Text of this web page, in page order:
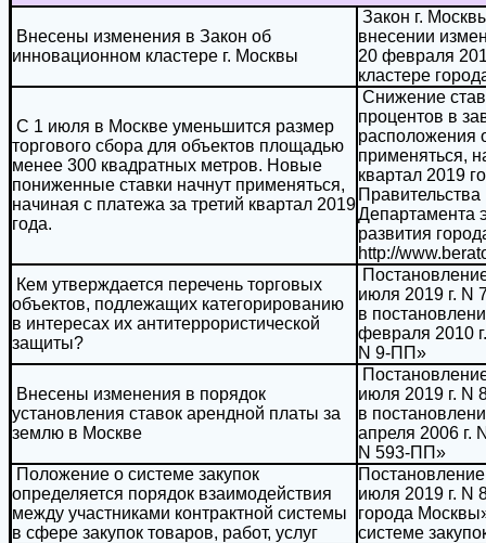
Внесены изменения в Закон об
инновационном кластере г. Москвы
Закон г.
внесении
20 февраля
кластере
С 1 июля в Москве уменьшится размер
торгового сбора для объектов площадью
менее 300 квадратных метров. Новые
пониженные ставки начнут применяться,
начиная с платежа за третий квартал 2019
года.
Снижение
процентов в
расположения
применяться,
квартал 2019
Департамента
развития
http://
Кем утверждается перечень торговых
объектов, подлежащих категорированию
в интересах их антитеррористической
защиты?
июля 2019 г. N
в
февраля 2010
N 9-ПП»
Внесены изменения в порядок
установления ставок арендной платы за
землю в Москве
июля 2019 г. N
в
апреля 2006 г.
N 593-ПП»
Положение о системе закупок
определяется порядок взаимодействия
между участниками контрактной системы
в сфере закупок товаров, работ, услуг
июля 2019 г. N
города
системе